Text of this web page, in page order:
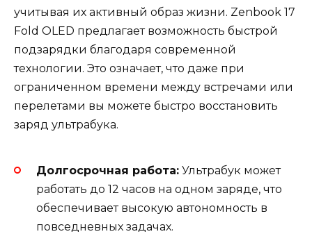
учитывая их активный образ жизни. Zenbook 17
Fold OLED предлагает возможность быстрой
подзарядки благодаря современной
технологии. Это означает, что даже при
ограниченном времени между встречами или
перелетами вы можете быстро восстановить
заряд ультрабука.
Долгосрочная работа: Ультрабук может
работать до 12 часов на одном заряде, что
обеспечивает высокую автономность в
повседневных задачах.